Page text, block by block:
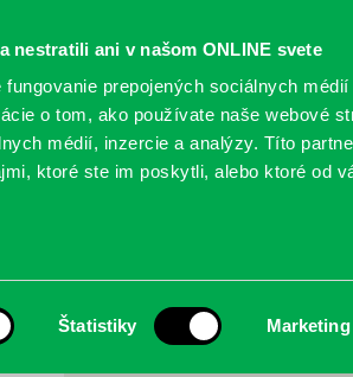
nestratili ani v našom ONLINE svete
prepojených sociálnych
o tom, ako používate naše webové
médií, inzercie a analýzy. Títo
ktoré ste im poskytli, alebo ktoré od
Štatistiky Marketing
PODUJATIA POBOČKY O